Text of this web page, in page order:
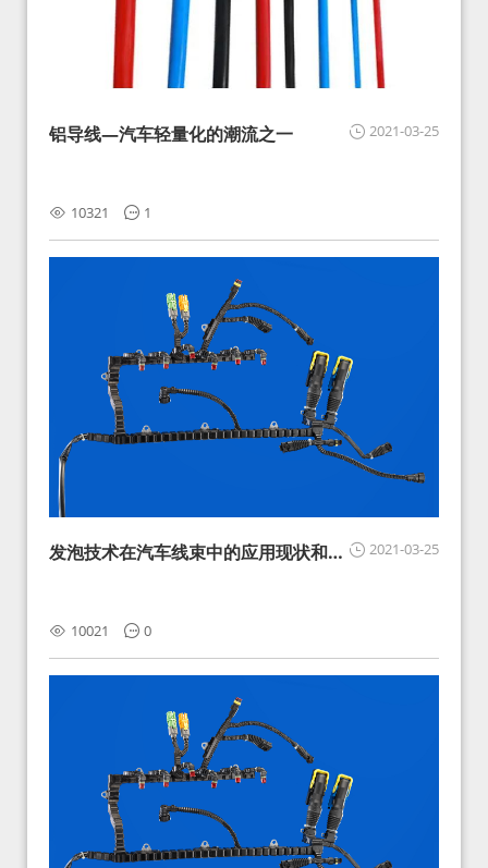
2021-03-25
铝导线—汽车轻量化的潮流之一
10321 1
2021-03-25
发泡技术在汽车线束中的应用现状和展
10021 0